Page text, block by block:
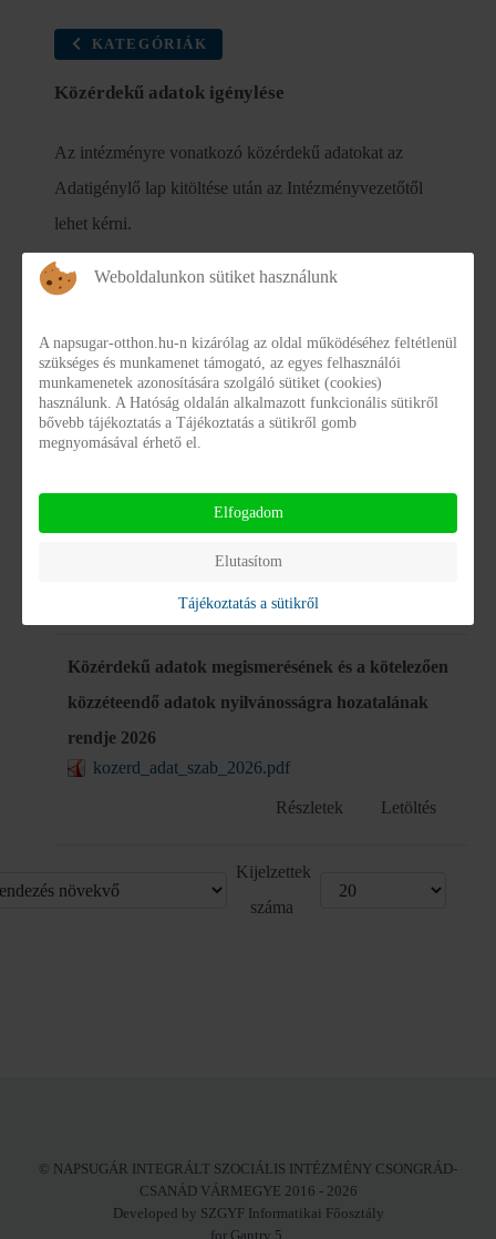
KATEGÓRIÁK
Közérdekű adatok igénylése
Az intézményre vonatkozó közérdekű adatokat az
Adatigénylő lap kitöltése után az Intézményvezetőtől
lehet kérni.
Link:Az intézmény vezetői
Közérdekű adat megismerésére irányuló igények
teljesítésének rendje
kozerdeku_adatok_megism_rendje_2016.pdf
Közérdekű adat igénylő
kozerdeku_igenylo.doc
Részletek
Közérdekű adatok megismerésének és a kötelezően
közzéteendő adatok nyilvánosságra hozatalának
rendje 2026
kozerd_adat_szab_2026.pdf
Letöltés
Részletek
Kijelzettek
száma
© NAPSUGÁR INTEGRÁLT SZOCIÁLIS INTÉZMÉNY CSONGRÁD-
CSANÁD VÁRMEGYE 2016 - 2026
Developed by SZGYF Informatikai Főosztály
for Gantry 5.
Weboldalunkon sütiket használunk
A napsugar-otthon.hu-n kizárólag az oldal működéséhez feltétlenül
szükséges és munkamenet támogató, az egyes felhasználói
munkamenetek azonosítására szolgáló sütiket (cookies)
használunk. A Hatóság oldalán alkalmazott funkcionális sütikről
bővebb tájékoztatás a Tájékoztatás a sütikről gomb
megnyomásával érhető el.
Elfogadom
Elutasítom
Tájékoztatás a sütikről